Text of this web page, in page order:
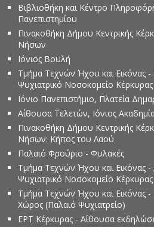
Βιβλιοθήκη και Κέντρο
Πανεπιστημίου
Πινακοθήκη Δήμου Κεντρικής
Νήσων
Ιόνιος Βουλή
Τμήμα Τεχνών Ήχου και Εικόνας
Ψυχιατρικό Νοσοκομείο Κέρκυρας
Ιόνιο Πανεπιστήμιο, Πλατεία
Αίθουσα Τελετών, Ιόνιος
Πινακοθήκη Δήμου Κεντρικής
Νήσων: Κήπος του Λαού
Παλαιό Φρούριο - Φυλακές
Τμήμα Τεχνών Ήχου και Εικόνας
Ψυχιατρικό Νοσοκομείο Κέρκυρας
Τμήμα Τεχνών Ήχου και Εικόνας -
Χώρος (Παλαιό Ψυχιατρείο)
ΕΡΤ Κέρκυρας - Αίθουσα